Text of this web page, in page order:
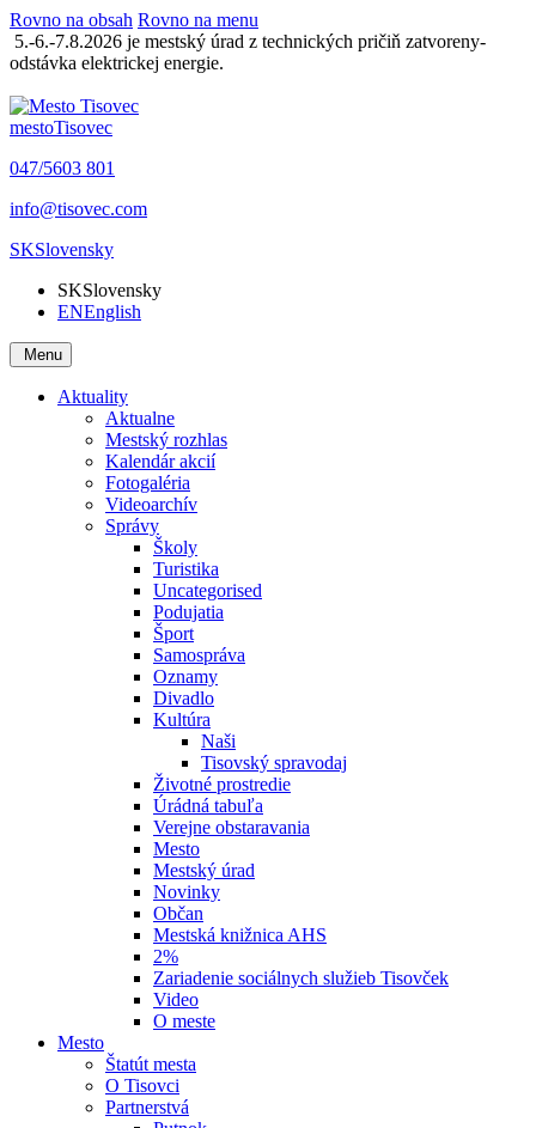
Rovno na obsah Rovno na menu
5.-6.-7.8.2026 je mestský úrad z technických pričiň zatvoreny-
odstávka elektrickej energie.
mestoTisovec
047/5603 801
info@tisovec.com
SKSlovensky
SKSlovensky
ENEnglish
Menu
Aktuality
Aktualne
Mestský rozhlas
Kalendár akcií
Fotogaléria
Videoarchív
Správy
Školy
Turistika
Uncategorised
Podujatia
Šport
Samospráva
Oznamy
Divadlo
Kultúra
Naši
Tisovský spravodaj
Životné prostredie
Úrádná tabuľa
Verejne obstaravania
Mesto
Mestský úrad
Novinky
Občan
Mestská knižnica AHS
2%
Zariadenie sociálnych služieb Tisovček
Video
O meste
Mesto
Štatút mesta
O Tisovci
Partnerstvá